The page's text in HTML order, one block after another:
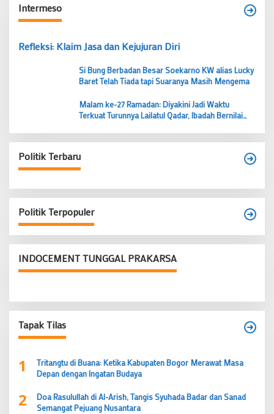
Intermeso
Refleksi: Klaim Jasa dan Kejujuran Diri
Si Bung Berbadan Besar Soekarno KW alias Lucky
Baret Telah Tiada tapi Suaranya Masih Mengema
Malam ke-27 Ramadan: Diyakini Jadi Waktu
Terkuat Turunnya Lailatul Qadar, Ibadah Bernilai
Politik Terbaru
Politik Terpopuler
INDOCEMENT TUNGGAL PRAKARSA
Tapak Tilas
1
Tritangtu di Buana: Ketika Kabupaten Bogor Merawat Masa
Depan dengan Ingatan Budaya
2
Doa Rasulullah di Al-Arish, Tangis Syuhada Badar dan Sanad
Semangat Pejuang Nusantara